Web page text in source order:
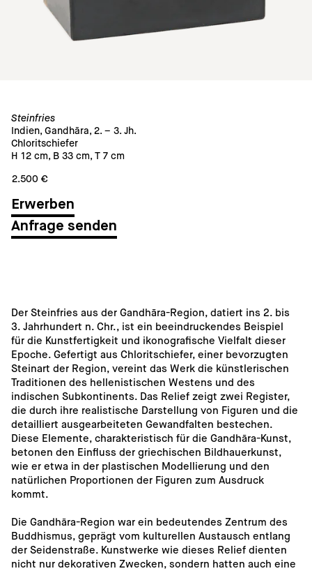
Steinfries
Indien, Gandhāra, 2. – 3. Jh.
Chloritschiefer
H 12 cm, B 33 cm, T 7 cm
2.500 €
Anfrage senden
Der Steinfries aus der Gandhāra-Region, datiert ins 2. bis
3. Jahrhundert n. Chr., ist ein beeindruckendes Beispiel
für die Kunstfertigkeit und ikonografische Vielfalt dieser
Epoche. Gefertigt aus Chloritschiefer, einer bevorzugten
Steinart der Region, vereint das Werk die künstlerischen
Traditionen des hellenistischen Westens und des
indischen Subkontinents. Das Relief zeigt zwei Register,
die durch ihre realistische Darstellung von Figuren und die
detailliert ausgearbeiteten Gewandfalten bestechen.
Diese Elemente, charakteristisch für die Gandhāra-Kunst,
betonen den Einfluss der griechischen Bildhauerkunst,
wie er etwa in der plastischen Modellierung und den
natürlichen Proportionen der Figuren zum Ausdruck
kommt.
Die Gandhāra-Region war ein bedeutendes Zentrum des
Buddhismus, geprägt vom kulturellen Austausch entlang
der Seidenstraße. Kunstwerke wie dieses Relief dienten
nicht nur dekorativen Zwecken, sondern hatten auch eine